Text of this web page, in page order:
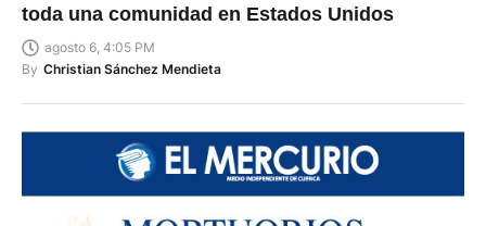
toda una comunidad en Estados Unidos
agosto 6, 4:05 PM
By Christian Sánchez Mendieta